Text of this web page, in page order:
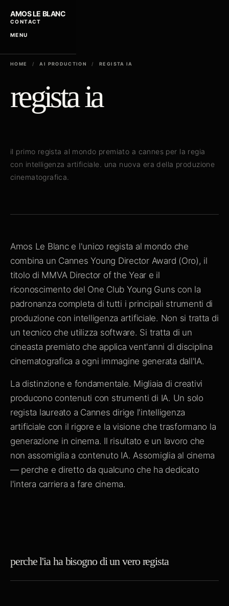
AMOS LE BLANC
CONTACT
MENU
HOME / AI PRODUCTION / REGISTA IA
regista ia
il primo regista al mondo premiato a cannes per la regia
con intelligenza artificiale. una nuova era della produzione
cinematografica.
Amos Le Blanc e l'unico regista al mondo che
combina un Cannes Young Director Award (Oro), il
titolo di MMVA Director of the Year e il
riconoscimento del One Club Young Guns con la
padronanza completa di tutti i principali strumenti di
produzione con intelligenza artificiale. Non si tratta di
un tecnico che utilizza software. Si tratta di un
cineasta premiato che applica vent'anni di disciplina
cinematografica a ogni immagine generata dall'IA.
La distinzione e fondamentale. Migliaia di creativi
producono contenuti con strumenti di IA. Un solo
regista laureato a Cannes dirige l'intelligenza
artificiale con il rigore e la visione che trasformano la
generazione in cinema. Il risultato e un lavoro che
non assomiglia a contenuto IA. Assomiglia al cinema
— perche e diretto da qualcuno che ha dedicato
l'intera carriera a fare cinema.
perche l'ia ha bisogno di un vero regista